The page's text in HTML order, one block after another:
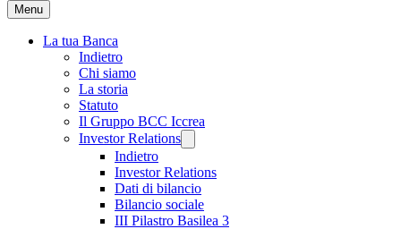
Menu
La tua Banca
Indietro
Chi siamo
La storia
Statuto
Il Gruppo BCC Iccrea
Investor Relations
Indietro
Investor Relations
Dati di bilancio
Bilancio sociale
III Pilastro Basilea 3